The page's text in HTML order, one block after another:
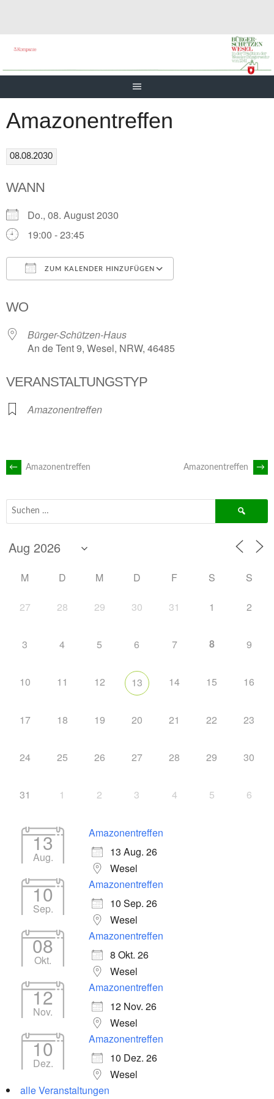
Amazonentreffen
08.08.2030
WANN
Do., 08. August 2030
19:00 - 23:45
ZUM KALENDER HINZUFÜGEN
WO
Bürger-Schützen-Haus
An de Tent 9, Wesel, NRW, 46485
VERANSTALTUNGSTYP
Amazonentreffen
ARTIKEL-
NAVIGATION
← Amazonentreffen Amazonentreffen →
M D M D F S S
27 28 29 30 31 1 2
3 4 5 6 7 8 9
10 11 12 13 14 15 16
17 18 19 20 21 22 23
24 25 26 27 28 29 30
31 1 2 3 4 5 6
13
Aug.
Amazonentreffen
13 Aug. 26
Wesel
10
Sep.
Amazonentreffen
10 Sep. 26
Wesel
08
Okt.
Amazonentreffen
8 Okt. 26
Wesel
12
Nov.
Amazonentreffen
12 Nov. 26
Wesel
10
Dez.
Amazonentreffen
10 Dez. 26
Wesel
alle Veranstaltungen